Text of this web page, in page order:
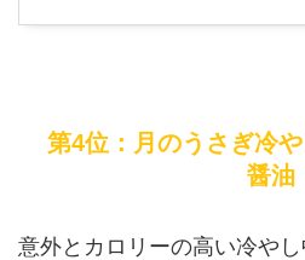
第4位：月のうさぎ冷
醤油
意外とカロリーの高い冷やし